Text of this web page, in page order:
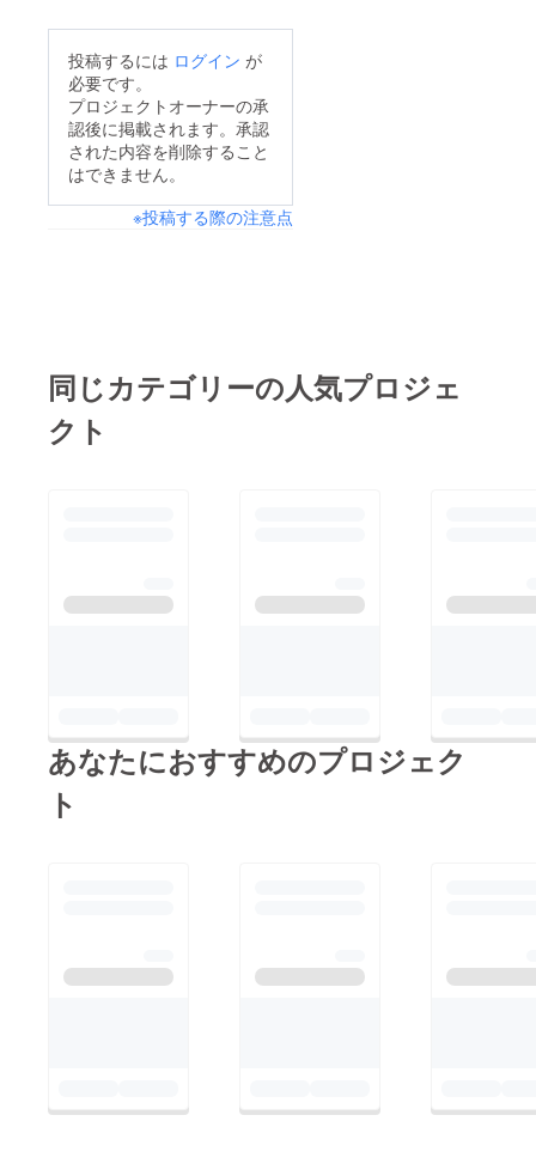
投稿するには ログイン が
必要です。
プロジェクトオーナーの承
認後に掲載されます。承認
された内容を削除すること
はできません。
※投稿する際の注意点
同じカテゴリーの人気プロジェ
クト
あなたにおすすめのプロジェク
ト